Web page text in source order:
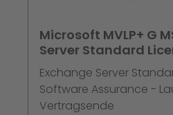
Microsoft MVLP+ G
Server Standard
Assurance
Exchange Server
Software Assurance -
Vertragsende